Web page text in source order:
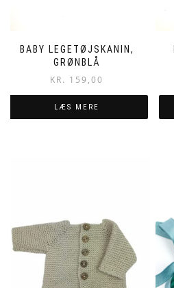
BABY LEGETØJSKANIN,
GRØNBLÅ
KR. 159,00
LÆS MERE